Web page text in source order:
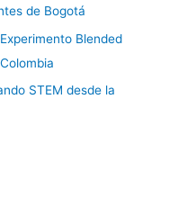
de Bogotá
Blended
STEM desde la